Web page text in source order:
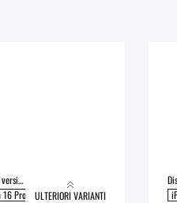
Disponibile nelle seguenti versioni:
16 Pro iPhone 16 iPhone 16 Pro Max
ULTERIORI VARIANTI